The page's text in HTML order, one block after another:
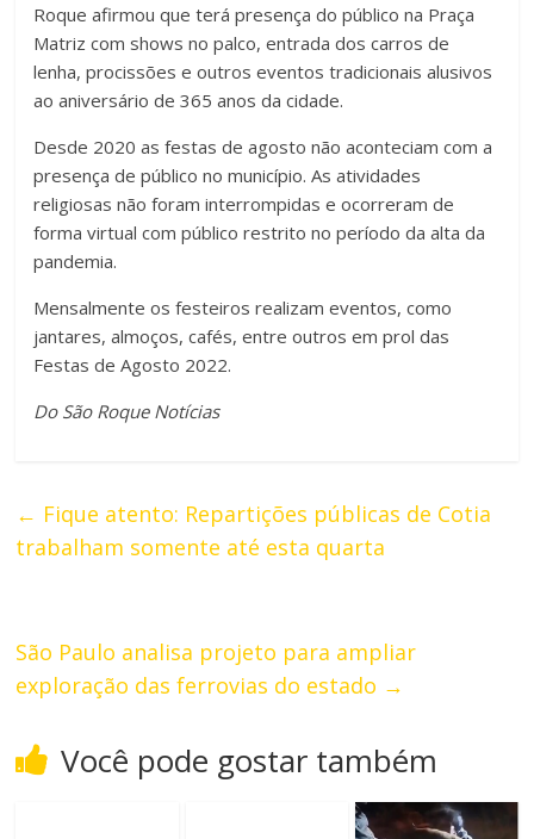
Roque afirmou que terá presença do público na Praça
Matriz com shows no palco, entrada dos carros de
lenha, procissões e outros eventos tradicionais alusivos
ao aniversário de 365 anos da cidade.
Desde 2020 as festas de agosto não aconteciam com a
presença de público no município. As atividades
religiosas não foram interrompidas e ocorreram de
forma virtual com público restrito no período da alta da
pandemia.
Mensalmente os festeiros realizam eventos, como
jantares, almoços, cafés, entre outros em prol das
Festas de Agosto 2022.
Do São Roque Notícias
← Fique atento: Repartições públicas de Cotia
trabalham somente até esta quarta
São Paulo analisa projeto para ampliar
exploração das ferrovias do estado →
Você pode gostar também